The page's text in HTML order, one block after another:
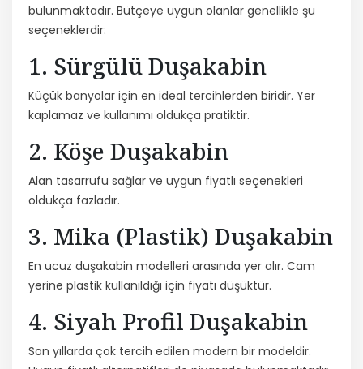
bulunmaktadır. Bütçeye uygun olanlar genellikle şu
seçeneklerdir:
1. Sürgülü Duşakabin
Küçük banyolar için en ideal tercihlerden biridir. Yer
kaplamaz ve kullanımı oldukça pratiktir.
2. Köşe Duşakabin
Alan tasarrufu sağlar ve uygun fiyatlı seçenekleri
oldukça fazladır.
3. Mika (Plastik) Duşakabin
En ucuz duşakabin modelleri arasında yer alır. Cam
yerine plastik kullanıldığı için fiyatı düşüktür.
4. Siyah Profil Duşakabin
Son yıllarda çok tercih edilen modern bir modeldir.